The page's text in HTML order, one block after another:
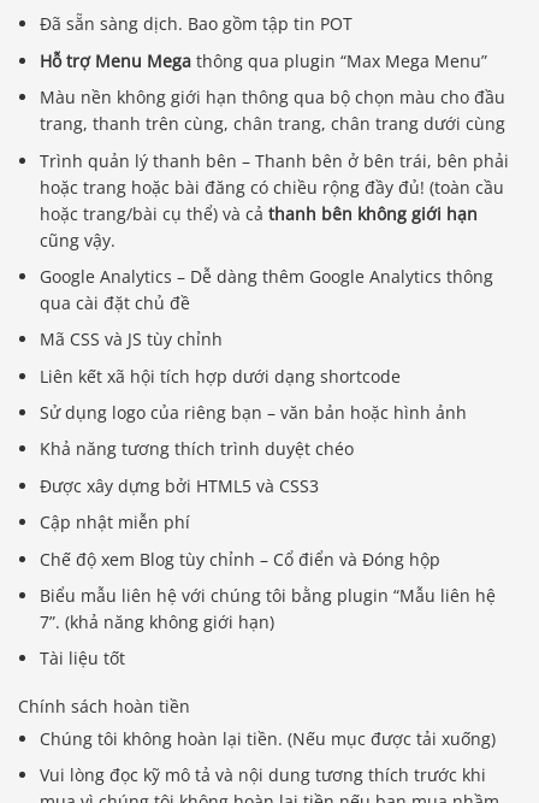
Đã sẵn sàng dịch. Bao gồm tập tin POT
Hỗ trợ Menu Mega thông qua plugin “Max Mega Menu”
Màu nền không giới hạn thông qua bộ chọn màu cho đầu
trang, thanh trên cùng, chân trang, chân trang dưới cùng
Trình quản lý thanh bên – Thanh bên ở bên trái, bên phải
hoặc trang hoặc bài đăng có chiều rộng đầy đủ! (toàn cầu
hoặc trang/bài cụ thể) và cảthanh bên không giới hạn
cũng vậy.
Google Analytics – Dễ dàng thêm Google Analytics thông
qua cài đặt chủ đề
Mã CSS và JS tùy chỉnh
Liên kết xã hội tích hợp dưới dạng shortcode
Sử dụng logo của riêng bạn – văn bản hoặc hình ảnh
Khả năng tương thích trình duyệt chéo
Được xây dựng bởi HTML5 và CSS3
Cập nhật miễn phí
Chế độ xem Blog tùy chỉnh – Cổ điển và Đóng hộp
Biểu mẫu liên hệ với chúng tôi bằng plugin “Mẫu liên hệ
7”. (khả năng không giới hạn)
Tài liệu tốt
Chính sách hoàn tiền
Chúng tôi không hoàn lại tiền. (Nếu mục được tải xuống)
Vui lòng đọc kỹ mô tả và nội dung tương thích trước khi